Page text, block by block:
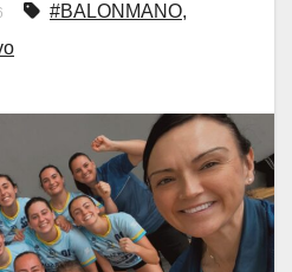
#BALONMANO,